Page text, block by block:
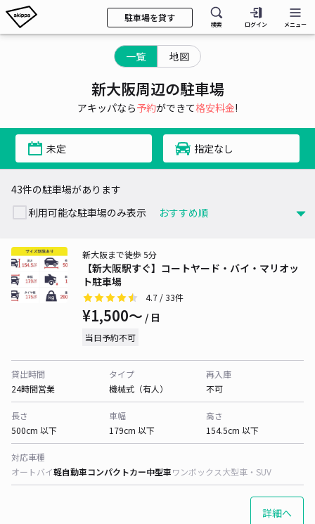
駐車場を貸す
検索 ログイン メニュー
一覧 地図
新大阪周辺の駐車場
アキッパなら予約ができて格安料金!
未定 指定なし
43件の駐車場があります
利用可能な駐車場のみ表示
【新大阪駅すぐ】コートヤード・バイ・マリオッ
ト駐車場
新大阪まで徒歩 5分
4.7 / 33件
¥1,500〜 / 日
当日予約不可
貸出時間
24時間営業
タイプ
機械式（有人）
再入庫
不可
長さ
500cm 以下
車幅
179cm 以下
高さ
154.5cm 以下
対応車種
オートバイ軽自動車コンパクトカー中型車ワンボックス大型車・SUV
詳細へ